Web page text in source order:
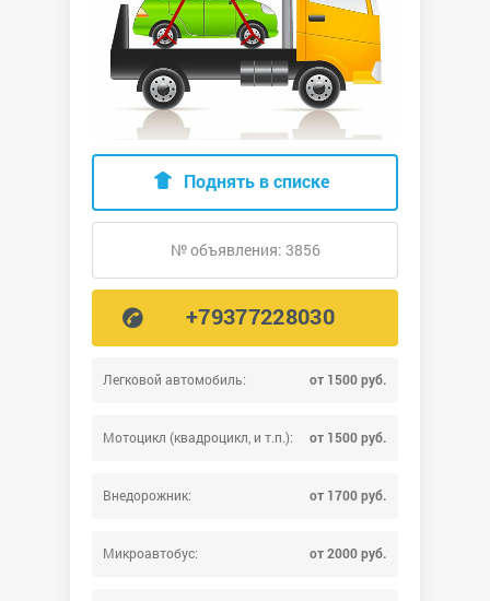
Легковой автомобиль: от 1500 руб.
Мотоцикл (квадроцикл, и т.п.): от 1500 руб.
Внедорожник: от 1700 руб.
Микроавтобус: от 2000 руб.
Поднять в списке
№ объявления: 3856
+79377228030